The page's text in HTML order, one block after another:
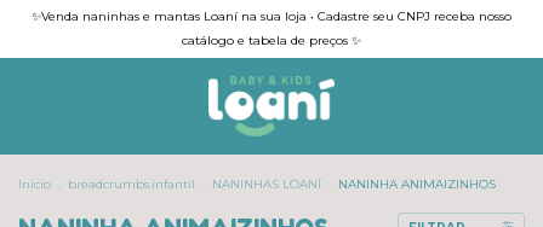
✨Venda naninhas e mantas Loaní na sua loja • Cadastre seu CNPJ receba nosso
catálogo e tabela de preços ✨
Início . breadcrumbs.infantil . NANINHAS LOANÍ . NANINHA ANIMAIZINHOS